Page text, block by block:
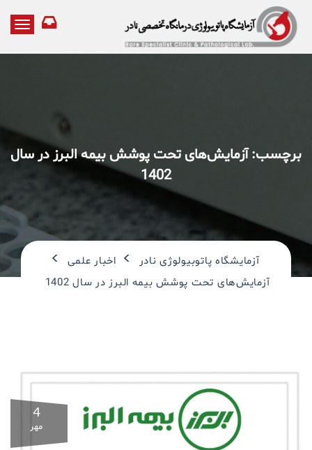
T
g
v
i
g
برچسب:آزمایش‌های تحت پوشش بیمه البرز در سال
1402
آزمایشگاه پاتوبیولوژی نادر > اخبار علمی >
آزمایش‌های تحت پوشش بیمه البرز در سال 1402
4
مهر